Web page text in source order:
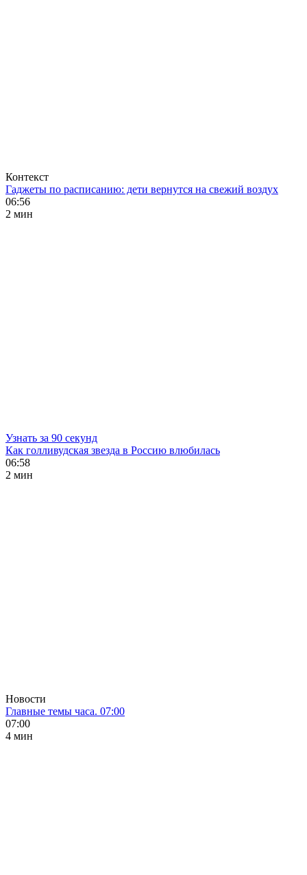
Контекст
Гаджеты по расписанию: дети вернутся на свежий воздух
06:56
2 мин
Узнать за 90 секунд
Как голливудская звезда в Россию влюбилась
06:58
2 мин
Новости
Главные темы часа. 07:00
07:00
4 мин